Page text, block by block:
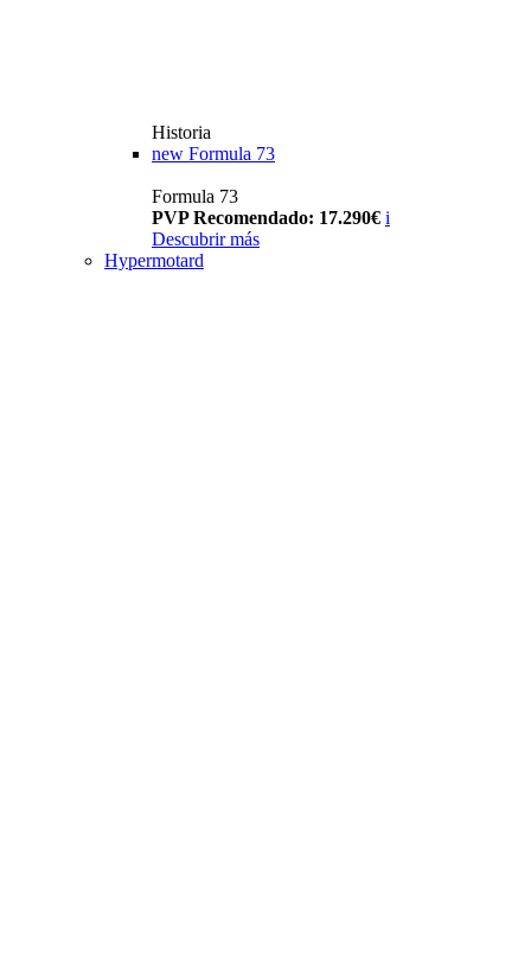
Historia
new Formula 73
Formula 73
PVP Recomendado: 17.290€ i
Descubrir más
Hypermotard